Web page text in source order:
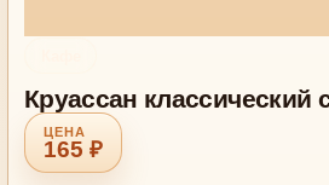
Круассан
165 ₽